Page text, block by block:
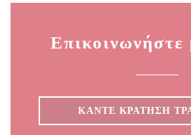
Επικοινωνήστε
ΚΆΝΤΕ ΚΡΆΤΗΣΗ